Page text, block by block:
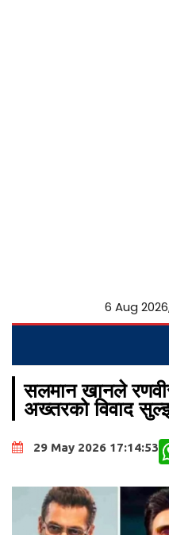
6 Aug
सलमान खानले
अख्तरको विवाद
29 May 2026 17:14:53